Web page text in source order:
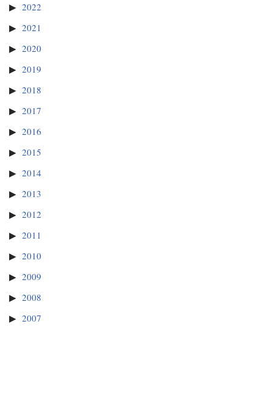
2022
2021
2020
2019
2018
2017
2016
2015
2014
2013
2012
2011
2010
2009
2008
2007